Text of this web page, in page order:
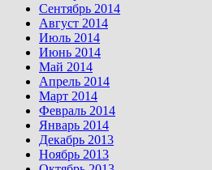
Сентябрь 2014
Август 2014
Июль 2014
Июнь 2014
Май 2014
Апрель 2014
Март 2014
Февраль 2014
Январь 2014
Декабрь 2013
Ноябрь 2013